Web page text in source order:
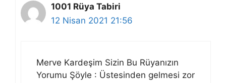
1001 Rüya Tabiri
12 Nisan 2021 21:56
Merve Kardeşim Sizin Bu Rüyanızın
Yorumu Şöyle : Üstesinden gelmesi zor